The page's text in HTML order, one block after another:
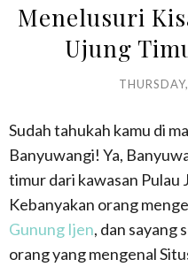
Menelusuri
Ujung
Sudah tahukah kamu di
Banyuwangi! Ya,
timur dari kawasan Pulau
Kebanyakan orang
Gunung Ijen, dan sayang
orang yang mengenal